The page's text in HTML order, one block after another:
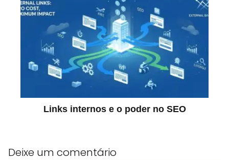
Links internos e o poder no SEO
Deixe um comentário